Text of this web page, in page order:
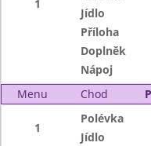
1
Jídlo
Příloha
Doplněk
Nápoj
Menu
Chod
1
Polévka
Jídlo